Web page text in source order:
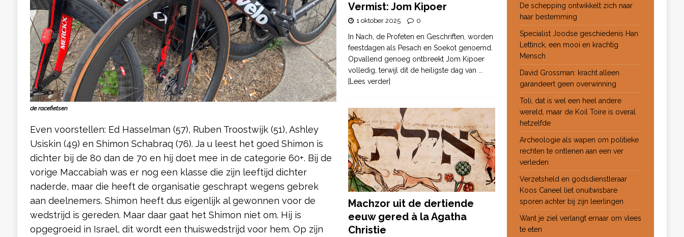
de racefietsen
Even voorstellen: Ed Hasselman (57), Ruben Troostwijk (51), Ashley
Usiskin (49) en Shimon Schabraq (76). Ja u leest het goed Shimon is
dichter bij de 80 dan de 70 en hij doet mee in de categorie 60+. Bij de
vorige Maccabiah was er nog een klasse die zijn leeftijd dichter
naderde, maar die heeft de organisatie geschrapt wegens gebrek
aan deelnemers. Shimon heeft dus eigenlijk al gewonnen voor de
wedstrijd is gereden. Maar daar gaat het Shimon niet om. Hij is
opgegroeid in Israel, dit wordt een thuiswedstrijd voor hem. Op zijn
Vermist: Jom Kipoer
1 oktober 2025 0
In Nach, de Profeten en Geschriften, worden
feestdagen als Pesach en Soekot genoemd.
Opvallend genoeg ontbreekt Jom Kipoer
volledig, terwijl dit de heiligste dag van
[Lees verder]
Machzor uit de dertiende
eeuw gered à la Agatha
Christie
De schepping ontwikkelt zich naar
haar bestemming
Specialist Joodse geschiedenis Han
Lettinck, een mooi en krachtig
Mensch
David Grossman: kracht alleen
garandeert geen overwinning
Toli, dat is wel een heel andere
wereld, maar de Koil Toire is overal
hetzelfde
Archeologie als wapen om politieke
rechten te ontlenen aan een ver
verleden
Verzetsheld en godsdienstleraar
Koos Caneel liet onuitwisbare
sporen achter bij zijn leerlingen
Want je ziel verlangt ernaar om vlees
te eten